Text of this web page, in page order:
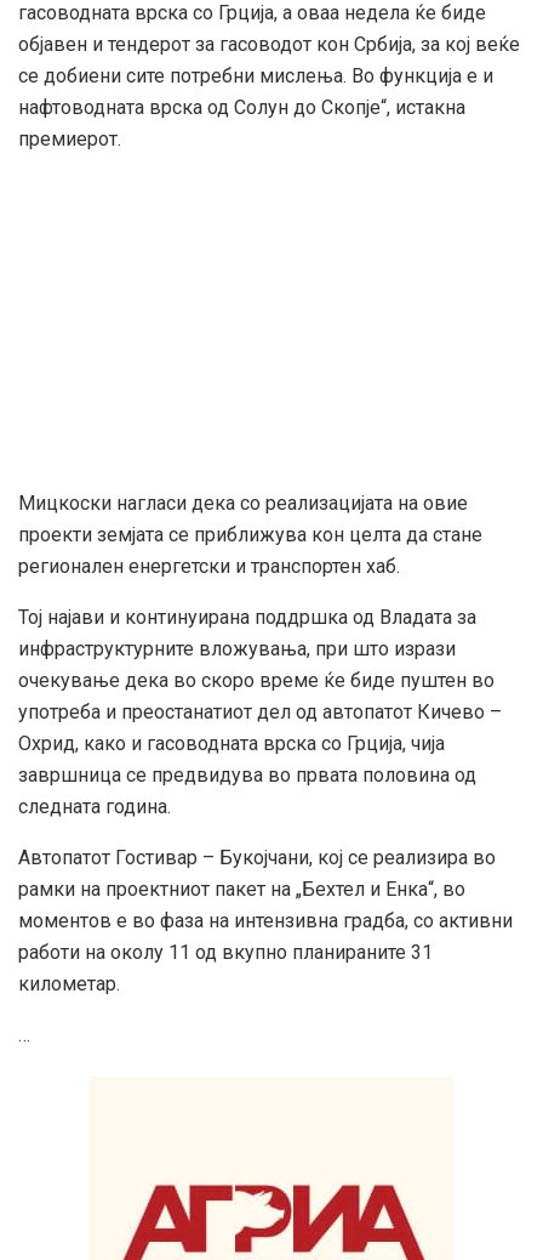
гасоводната врска со Грција, а оваа недела ќе биде
објавен и тендерот за гасоводот кон Србија, за кој веќе
се добиени сите потребни мислења. Во функција е и
нафтоводната врска од Солун до Скопје“, истакна
премиерот.
Мицкоски нагласи дека со реализацијата на овие
проекти земјата се приближува кон целта да стане
регионален енергетски и транспортен хаб.
Тој најави и континуирана поддршка од Владата за
инфраструктурните вложувања, при што изрази
очекување дека во скоро време ќе биде пуштен во
употреба и преостанатиот дел од автопатот Кичево –
Охрид, како и гасоводната врска со Грција, чија
завршница се предвидува во првата половина од
следната година.
Автопатот Гостивар – Букојчани, кој се реализира во
рамки на проектниот пакет на „Бехтел и Енка“, во
моментов е во фаза на интензивна градба, со активни
работи на околу 11 од вкупно планираните 31
километар.
…